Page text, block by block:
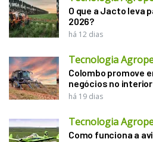
O que a Jacto leva
2026?
há 12 dias
Tecnologia
Colombo promove
negócios no
há 19 dias
Tecnologia
Como funciona a